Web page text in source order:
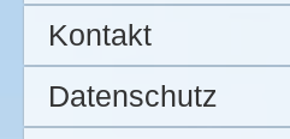
Kontakt
Datenschutz